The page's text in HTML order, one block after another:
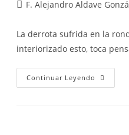
F. Alejandro Aldave
La derrota sufrida en la
interiorizado esto, toca
Continuar Leyendo